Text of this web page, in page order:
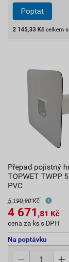
Poptat
2 145,33 Kč celkem
Přepad pojistný
TOPWET TWPP
PVC
5 190,90 Kč
4 671 ,81 Kč
cena za ks s DPH
Na poptávku